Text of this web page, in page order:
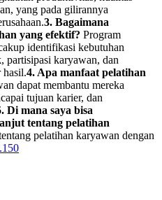
yang pada gilirannya
3. Bagaimana
yang efektif? Program
identifikasi kebutuhan
partisipasi karyawan, dan
hasil.4. Apa manfaat pelatihan
dapat membantu mereka
tujuan karier, dan
Di mana saya bisa
tentang pelatihan
pelatihan karyawan dengan